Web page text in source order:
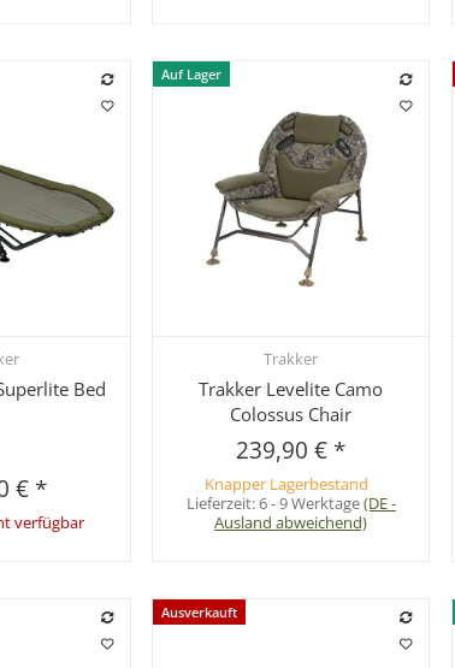
Bed
€ *
verfügbar
Auf Lager
Schnellkauf
Trakker
Trakker Levelite Camo
Colossus Chair
239,90 € *
Knapper Lagerbestand
Lieferzeit:6 - 9 Werktage(DE -
Ausland abweichend)
Ausverkauft